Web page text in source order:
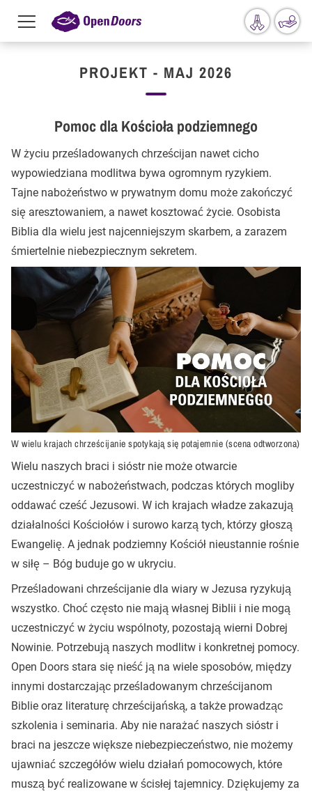
Przejdź do treści
Menu
toggle
PROJEKT - MAJ 2026
Pomoc dla Kościoła podziemnego
W życiu prześladowanych chrześcijan nawet cicho
wypowiedziana modlitwa bywa ogromnym ryzykiem.
Tajne nabożeństwo w prywatnym domu może zakończyć
się aresztowaniem, a nawet kosztować życie. Osobista
Biblia dla wielu jest najcenniejszym skarbem, a zarazem
śmiertelnie niebezpiecznym sekretem.
W wielu krajach chrześcijanie spotykają się potajemnie (scena odtworzona)
Wielu naszych braci i sióstr nie może otwarcie
uczestniczyć w nabożeństwach, podczas których mogliby
oddawać cześć Jezusowi. W ich krajach władze zakazują
działalności Kościołów i surowo karzą tych, którzy głoszą
Ewangelię. A jednak podziemny Kościół nieustannie rośnie
w siłę – Bóg buduje go w ukryciu.
Prześladowani chrześcijanie dla wiary w Jezusa ryzykują
wszystko. Choć często nie mają własnej Biblii i nie mogą
uczestniczyć w życiu wspólnoty, pozostają wierni Dobrej
Nowinie. Potrzebują naszych modlitw i konkretnej pomocy.
Open Doors stara się nieść ją na wiele sposobów, między
innymi dostarczając prześladowanym chrześcijanom
Biblie oraz literaturę chrześcijańską, a także prowadząc
szkolenia i seminaria. Aby nie narażać naszych sióstr i
braci na jeszcze większe niebezpieczeństwo, nie możemy
ujawniać szczegółów wielu działań pomocowych, które
muszą być realizowane w ścisłej tajemnicy. Dziękujemy za